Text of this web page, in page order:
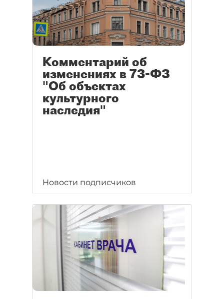
Комментарий об
изменениях в 73-ФЗ
"Об объектах
культурного
наследия"
Новости подписчиков